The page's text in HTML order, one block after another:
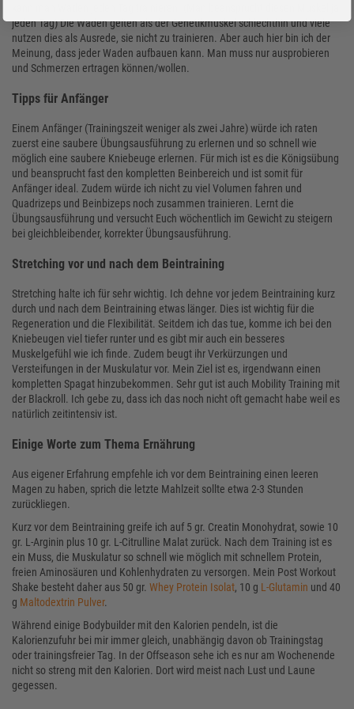
jeden Tag) Die Waden gelten als der Genetikmuskel schlechthin und viele
nutzen dies als Ausrede, sie nicht zu trainieren. Aber auch hier bin ich der
Meinung, dass jeder Waden aufbauen kann. Man muss nur ausprobieren
und Schmerzen ertragen können/wollen.
Tipps für Anfänger
Einem Anfänger (Trainingszeit weniger als zwei Jahre) würde ich raten
zuerst eine saubere Übungsausführung zu erlernen und so schnell wie
möglich eine saubere Kniebeuge erlernen. Für mich ist es die Königsübung
und beansprucht fast den kompletten Beinbereich und ist somit für
Anfänger ideal. Zudem würde ich nicht zu viel Volumen fahren und
Quadrizeps und Beinbizeps noch zusammen trainieren. Lernt die
Übungsausführung und versucht Euch wöchentlich im Gewicht zu steigern
bei gleichbleibender, korrekter Übungsausführung.
Stretching vor und nach dem Beintraining
Stretching halte ich für sehr wichtig. Ich dehne vor jedem Beintraining kurz
durch und nach dem Beintraining etwas länger. Dies ist wichtig für die
Regeneration und die Flexibilität. Seitdem ich das tue, komme ich bei den
Kniebeugen viel tiefer runter und es gibt mir auch ein besseres
Muskelgefühl wie ich finde. Zudem beugt ihr Verkürzungen und
Versteifungen in der Muskulatur vor. Mein Ziel ist es, irgendwann einen
kompletten Spagat hinzubekommen. Sehr gut ist auch Mobility Training mit
der Blackroll. Ich gebe zu, dass ich das noch nicht oft gemacht habe weil es
natürlich zeitintensiv ist.
Einige Worte zum Thema Ernährung
Aus eigener Erfahrung empfehle ich vor dem Beintraining einen leeren
Magen zu haben, sprich die letzte Mahlzeit sollte etwa 2-3 Stunden
zurückliegen.
Kurz vor dem Beintraining greife ich auf 5 gr. Creatin Monohydrat, sowie 10
gr. L-Arginin plus 10 gr. L-Citrulline Malat zurück. Nach dem Training ist es
ein Muss, die Muskulatur so schnell wie möglich mit schnellem Protein,
freien Aminosäuren und Kohlenhydraten zu versorgen. Mein Post Workout
Shake besteht daher aus 50 gr. Whey Protein Isolat, 10 g L-Glutamin und 40
g Maltodextrin Pulver.
Während einige Bodybuilder mit den Kalorien pendeln, ist die
Kalorienzufuhr bei mir immer gleich, unabhängig davon ob Trainingstag
oder trainingsfreier Tag. In der Offseason sehe ich es nur am Wochenende
nicht so streng mit den Kalorien. Dort wird meist nach Lust und Laune
gegessen.